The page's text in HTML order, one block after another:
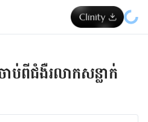
ប់ពីជំងឺរលាកសន្លាក់